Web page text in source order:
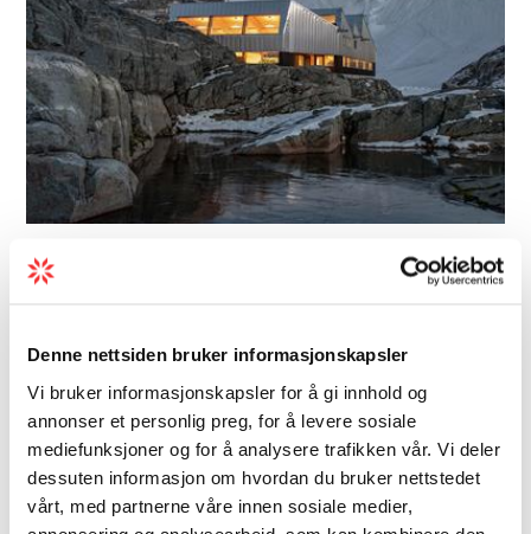
Denne nettsiden bruker informasjonskapsler
Vi bruker informasjonskapsler for å gi innhold og
annonser et personlig preg, for å levere sosiale
mediefunksjoner og for å analysere trafikken vår. Vi deler
dessuten informasjon om hvordan du bruker nettstedet
vårt, med partnerne våre innen sosiale medier,
Arkitektur | Moderne arkitektur | Besøkssenter
velkomstsenter og
Restaurant
Fonna1199 er midlertidig stengt. Vegen opp
til Folgefonna-isbreen er imidlertid open. Vil
du utforska isbreen med guide, besøk
Folgefonni Breførarlag sine heimesider.